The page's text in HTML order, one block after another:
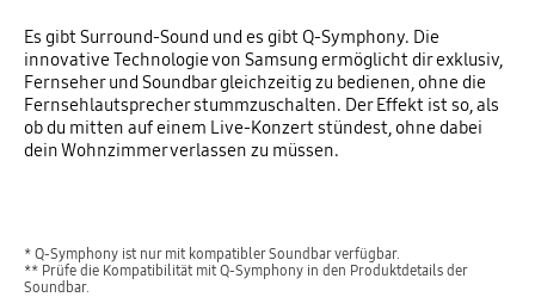
Es gibt Surround-Sound und es gibt Q-Symphony. Die
innovative Technologie von Samsung ermöglicht dir exklusiv,
Fernseher und Soundbar gleichzeitig zu bedienen, ohne die
Fernsehlautsprecher stummzuschalten. Der Effekt ist so, als
ob du mitten auf einem Live-Konzert stündest, ohne dabei
dein Wohnzimmer verlassen zu müssen.
* Q-Symphony ist nur mit kompatibler Soundbar verfügbar.
** Prüfe die Kompatibilität mit Q-Symphony in den Produktdetails der
Soundbar.